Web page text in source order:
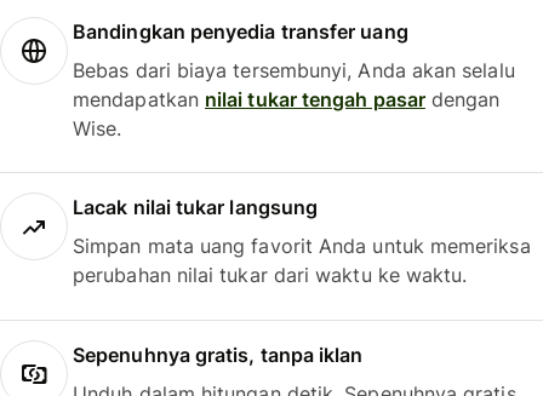
Bandingkan penyedia transfer uang
Bebas dari biaya tersembunyi, Anda akan selalu
mendapatkan nilai tukar tengah pasardengan
Wise.
Lacak nilai tukar langsung
Simpan mata uang favorit Anda untuk memeriksa
perubahan nilai tukar dari waktu ke waktu.
Sepenuhnya gratis, tanpa iklan